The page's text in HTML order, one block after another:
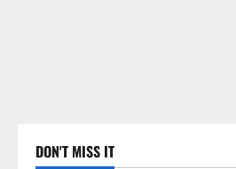
DON'T MISS IT